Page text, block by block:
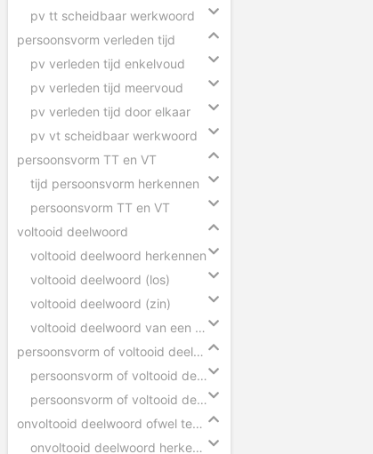
pv tt scheidbaar werkwoord
persoonsvorm verleden tijd
pv verleden tijd enkelvoud
pv verleden tijd meervoud
pv verleden tijd door elkaar
pv vt scheidbaar werkwoord
persoonsvorm TT en VT
tijd persoonsvorm herkennen
persoonsvorm TT en VT
voltooid deelwoord
voltooid deelwoord herkennen
voltooid deelwoord (los)
voltooid deelwoord (zin)
voltooid deelwoord van een scheidbaar werkwoord
persoonsvorm of voltooid deelwoord
persoonsvorm of voltooid deelwoord
persoonsvorm of voltooid deelwoord slepen
onvoltooid deelwoord ofwel tegenwoordig deelwoord
onvoltooid deelwoord herkennen (zinnen)